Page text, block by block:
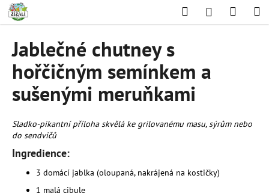
Přejít
obsah
HledatPřihlášení
Jablečné chutney s
hořčičným semínkem a
sušenými meruňkami
Sladko-pikantní příloha skvělá ke grilovanému masu, sýrům nebo
do sendvičů
Ingredience:
3 domácí jablka (oloupaná, nakrájená na kostičky)
1 malá cibule
o
C
o
p
t
ř
e